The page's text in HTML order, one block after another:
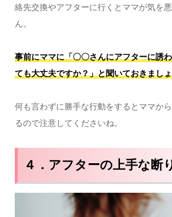
絡先交換やアフターに行くとママが気を
ん。
事前にママに「〇〇さんにアフターに誘
ても大丈夫ですか？」と聞いておきましょ
何も言わずに勝手な行動をするとママか
るので注意してくださいね。
４．アフターの上手な断